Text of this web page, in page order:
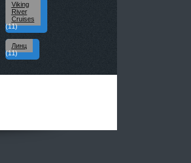
Viking
River
Cruises
(11)
Линц
(11)